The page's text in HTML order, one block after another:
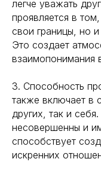
легче уважать
проявляется в
свои границы, но
Это создает
взаимопонимания
3. Способность
также включает в
других, так и
несовершенны и
способствует
искренних